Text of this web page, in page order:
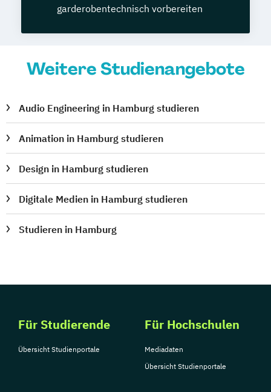
garderobentechnisch vorbereiten
Weitere Studienangebote
Audio Engineering in Hamburg studieren
Animation in Hamburg studieren
Design in Hamburg studieren
Digitale Medien in Hamburg studieren
Studieren in Hamburg
Für Studierende
Übersicht Studienportale
Für Hochschulen
Mediadaten
Übersicht Studienportale